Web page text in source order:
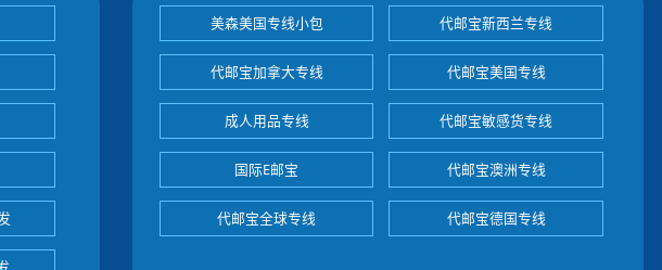
美森美国专线小包 代邮宝新西兰专线
代邮宝加拿大专线 代邮宝美国专线
成人用品专线 代邮宝敏感货专线
国际E邮宝 代邮宝澳洲专线
代邮宝全球专线 代邮宝德国专线